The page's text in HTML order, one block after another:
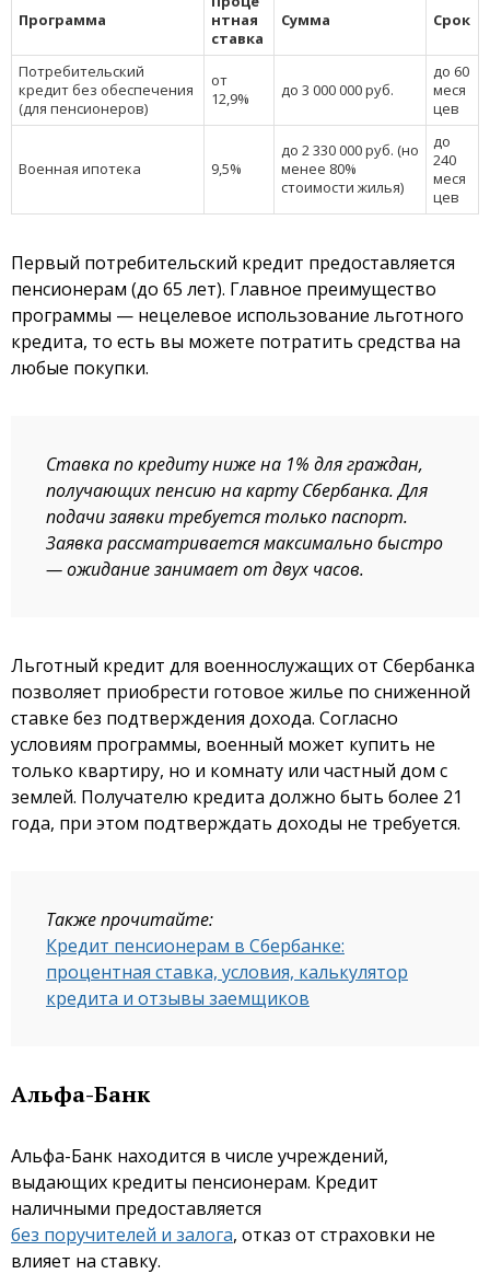
Программа
нтная
ставка
Сумма Срок
Потребительский
кредит без обеспечения
(для пенсионеров)
от
12,9%
до 3 000 000 руб.
до 60
меся
цев
Военная ипотека 9,5%
до 2 330 000 руб. (но
менее 80%
стоимости жилья)
до
240
меся
цев
Первый потребительский кредит предоставляется
пенсионерам (до 65 лет). Главное преимущество
программы — нецелевое использование льготного
кредита, то есть вы можете потратить средства на
любые покупки.
Ставка по кредиту ниже на 1% для граждан,
получающих пенсию на карту Сбербанка. Для
подачи заявки требуется только паспорт.
Заявка рассматривается максимально быстро
— ожидание занимает от двух часов.
Льготный кредит для военнослужащих от Сбербанка
позволяет приобрести готовое жилье по сниженной
ставке без подтверждения дохода. Согласно
условиям программы, военный может купить не
только квартиру, но и комнату или частный дом с
землей. Получателю кредита должно быть более 21
года, при этом подтверждать доходы не требуется.
Также прочитайте:
Кредит пенсионерам в Сбербанке:
процентная ставка, условия, калькулятор
кредита и отзывы заемщиков
Альфа-Банк
Альфа-Банк находится в числе учреждений,
выдающих кредиты пенсионерам. Кредит
наличными предоставляется
без поручителей и залога, отказ от страховки не
влияет на ставку.